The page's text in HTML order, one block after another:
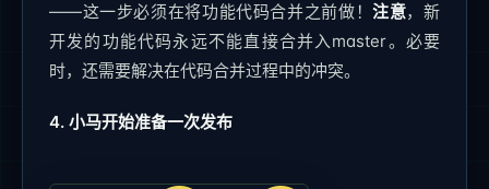
——这一步必须在将功能代码合并之前做！注意，新
开发的功能代码永远不能直接合并入master。必要
时，还需要解决在代码合并过程中的冲突。
4. 小马开始准备一次发布